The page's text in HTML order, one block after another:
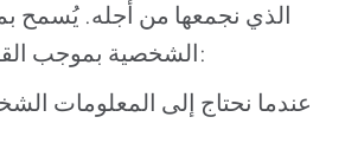
الذي نجمعها من أجله. يُسمح
الشخصية بموجب القانون المعمول به:
عندما نحتاج إلى المعلومات